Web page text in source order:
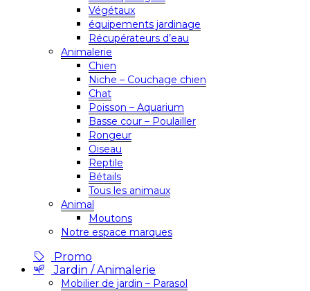
Végétaux
équipements jardinage
Récupérateurs d’eau
Animalerie
Chien
Niche – Couchage chien
Chat
Poisson – Aquarium
Basse cour – Poulailler
Rongeur
Oiseau
Reptile
Bétails
Tous les animaux
Animal
Moutons
Notre espace marques
Promo
Jardin / Animalerie
Mobilier de jardin – Parasol